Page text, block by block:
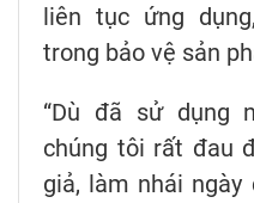
liên tục ứng
trong bảo vệ sản
“Dù đã sử dụng
chúng tôi rất đau
giả, làm nhái